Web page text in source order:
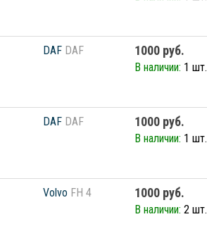
DAF DAF 1000 руб.
В наличии: 1 шт.
DAF DAF 1000 руб.
В наличии: 1 шт.
Volvo FH 4 1000 руб.
В наличии: 2 шт.